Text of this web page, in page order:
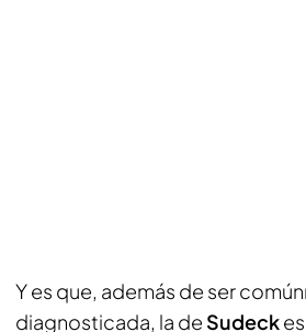
Y es que, además de ser
diagnosticada, la de Sudeck